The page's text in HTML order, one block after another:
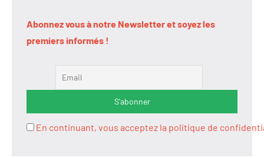
Abonnez vous à notre Newsletter et soyez les
premiers informés !
En continuant, vous acceptez la politique de